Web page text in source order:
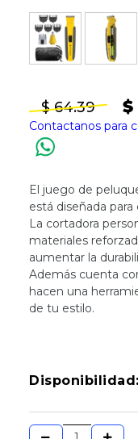
$ 64.39 $
Contactanos para
El juego de
está diseñada para
La cortadora
materiales
aumentar la
Además cuenta
hacen una
de tu estilo.